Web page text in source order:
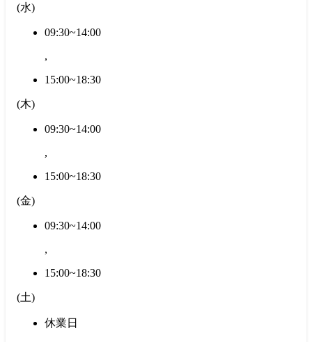
(水)
09:30~14:00
,
15:00~18:30
(木)
09:30~14:00
,
15:00~18:30
(金)
09:30~14:00
,
15:00~18:30
(土)
休業日